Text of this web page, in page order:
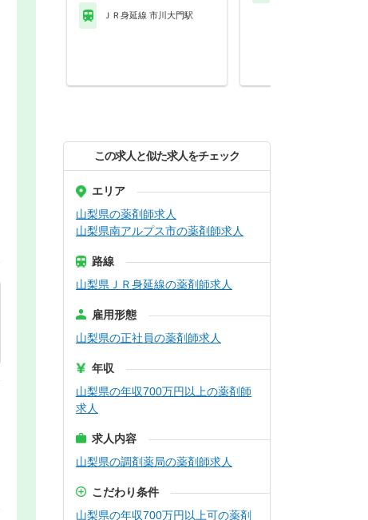
ＪＲ身延線 市川大門駅
この求人と似た求人をチェック
エリア
山梨県の薬剤師求人
山梨県南アルプス市の薬剤師求人
路線
山梨県ＪＲ身延線の薬剤師求人
雇用形態
山梨県の正社員の薬剤師求人
年収
山梨県の年収700万円以上の薬剤師
求人
求人内容
山梨県の調剤薬局の薬剤師求人
こだわり条件
山梨県の年収700万円以上可の薬剤